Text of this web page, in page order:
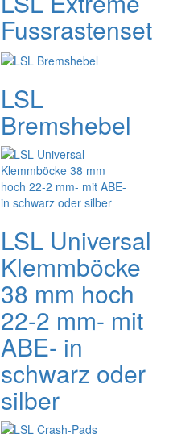
Fussrastenset
LSL
Bremshebel
LSL Universal
Klemmböcke
38 mm hoch
22-2 mm- mit
ABE- in
schwarz oder
silber